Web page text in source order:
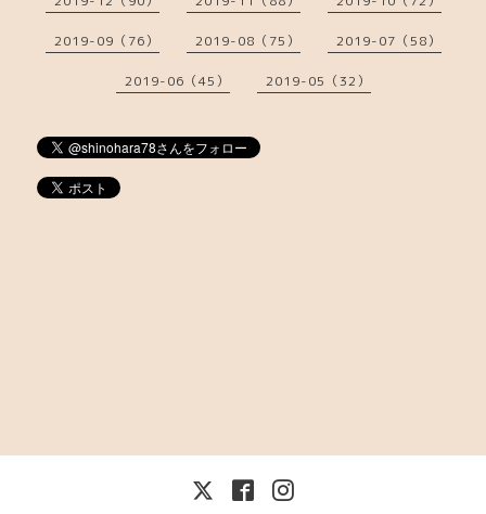
2019-09（76） 2019-08（75） 2019-07（58）
2019-06（45） 2019-05（32）